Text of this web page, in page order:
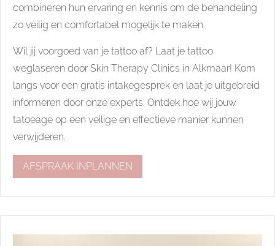
combineren hun ervaring en kennis om de behandeling
zo veilig en comfortabel mogelijk te maken.
Wil jij voorgoed van je tattoo af? Laat je tattoo
weglaseren door Skin Therapy Clinics in Alkmaar! Kom
langs voor een gratis intakegesprek en laat je uitgebreid
informeren door onze experts. Ontdek hoe wij jouw
tatoeage op een veilige en effectieve manier kunnen
verwijderen.
AFSPRAAK INPLANNEN